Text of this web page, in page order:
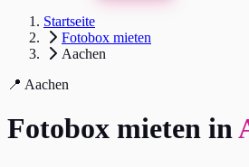
Startseite
Fotobox mieten
Aachen
📍 Aachen
Fotobox mieten in